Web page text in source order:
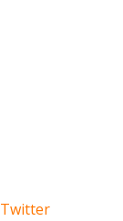
Twitter